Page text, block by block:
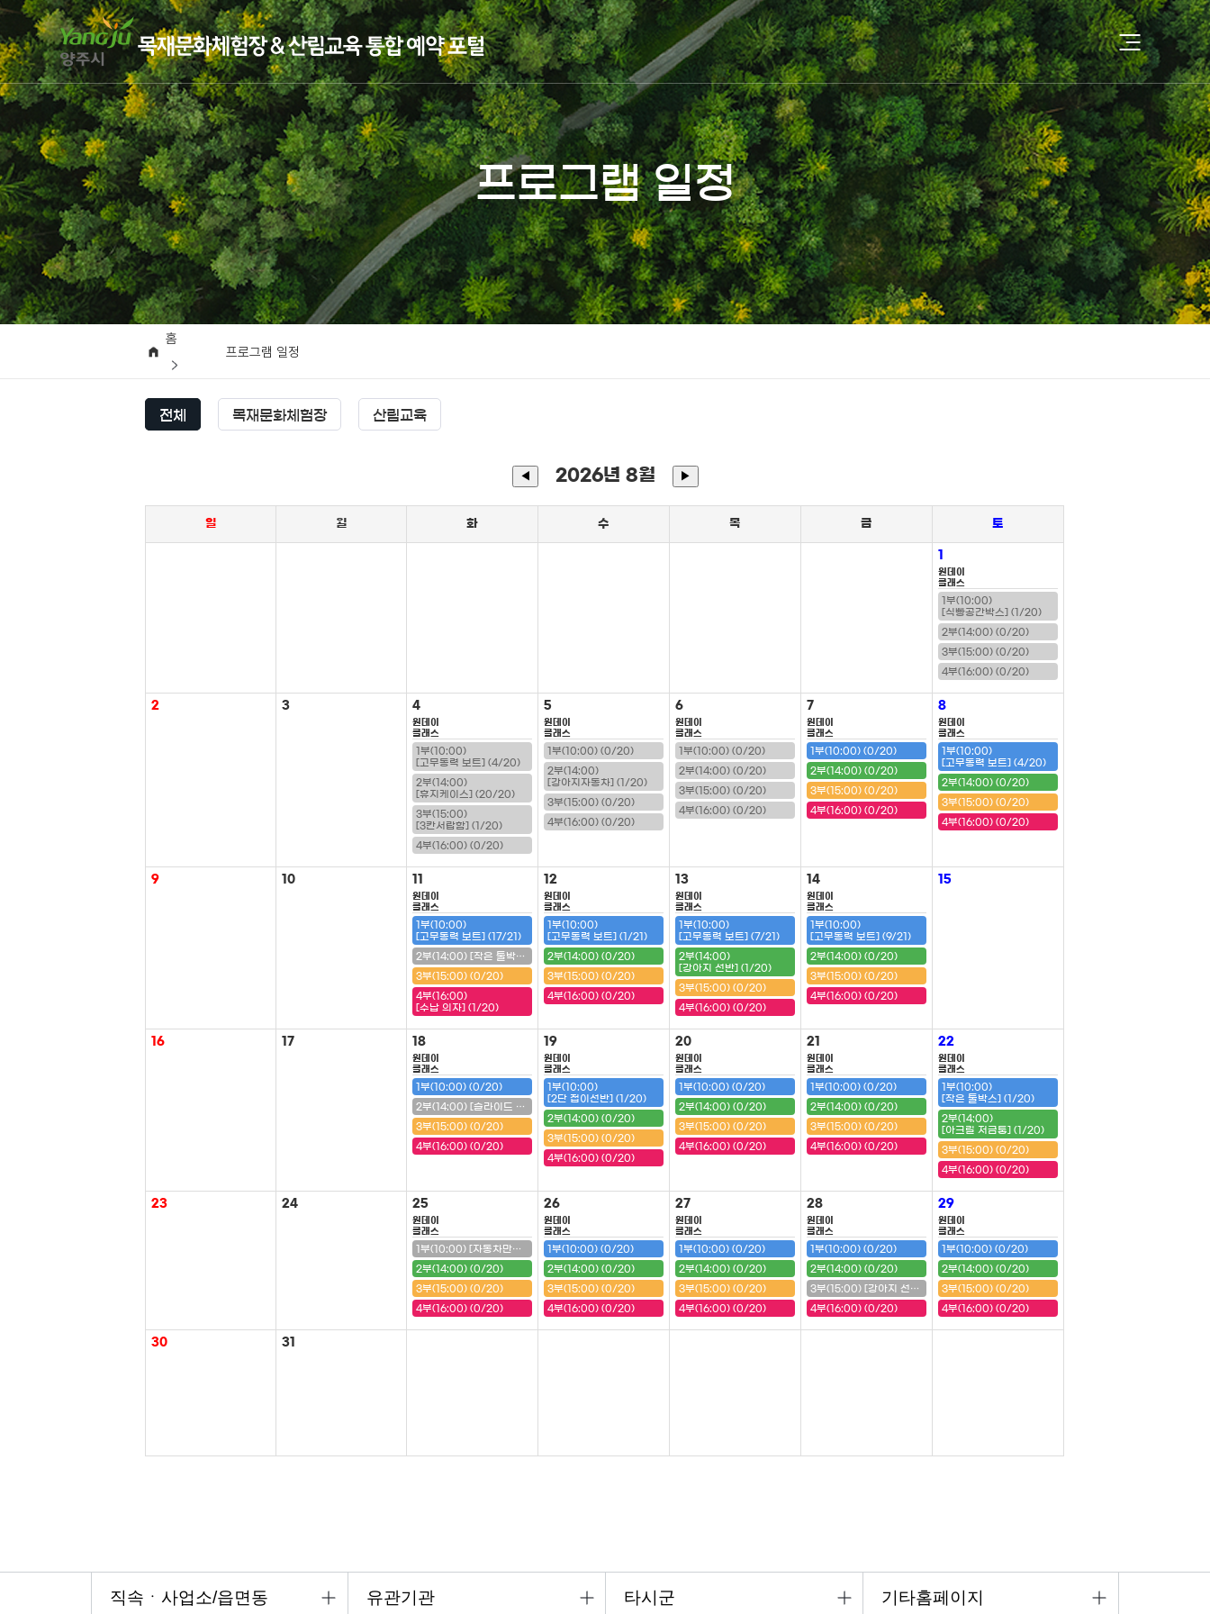
프로그램 일정
홈
프로그램 일정
전체 목재문화체험장 산림교육
◀ 2026년 8월 ▶
일 월 화 수 목 금 토
1
원데이
클래스
1부(10:00)
[식빵공간박스] (1/20)
2부(14:00) (0/20)
3부(15:00) (0/20)
4부(16:00) (0/20)
2 3 4
원데이
클래스
1부(10:00)
[고무동력 보트] (4/20)
2부(14:00)
[휴지케이스] (20/20)
3부(15:00)
[3칸서랍함] (1/20)
4부(16:00) (0/20)
5
원데이
클래스
1부(10:00) (0/20)
2부(14:00)
[강아지자동차] (1/20)
3부(15:00) (0/20)
4부(16:00) (0/20)
6
원데이
클래스
1부(10:00) (0/20)
2부(14:00) (0/20)
3부(15:00) (0/20)
4부(16:00) (0/20)
7
원데이
클래스
1부(10:00) (0/20)
2부(14:00) (0/20)
3부(15:00) (0/20)
4부(16:00) (0/20)
8
원데이
클래스
1부(10:00)
[고무동력 보트] (4/20)
2부(14:00) (0/20)
3부(15:00) (0/20)
4부(16:00) (0/20)
9 10 11
원데이
클래스
1부(10:00)
[고무동력 보트] (17/21)
2부(14:00) [작은 툴박스] (20/20) (마감)
3부(15:00) (0/20)
4부(16:00)
[수납 의자] (1/20)
12
원데이
클래스
1부(10:00)
[고무동력 보트] (1/21)
2부(14:00) (0/20)
3부(15:00) (0/20)
4부(16:00) (0/20)
13
원데이
클래스
1부(10:00)
[고무동력 보트] (7/21)
2부(14:00)
[강아지 선반] (1/20)
3부(15:00) (0/20)
4부(16:00) (0/20)
14
원데이
클래스
1부(10:00)
[고무동력 보트] (9/21)
2부(14:00) (0/20)
3부(15:00) (0/20)
4부(16:00) (0/20)
15
16 17 18
원데이
클래스
1부(10:00) (0/20)
2부(14:00) [슬라이드 필통] (20/20) (마감)
3부(15:00) (0/20)
4부(16:00) (0/20)
19
원데이
클래스
1부(10:00)
[2단 접이선반] (1/20)
2부(14:00) (0/20)
3부(15:00) (0/20)
4부(16:00) (0/20)
20
원데이
클래스
1부(10:00) (0/20)
2부(14:00) (0/20)
3부(15:00) (0/20)
4부(16:00) (0/20)
21
원데이
클래스
1부(10:00) (0/20)
2부(14:00) (0/20)
3부(15:00) (0/20)
4부(16:00) (0/20)
22
원데이
클래스
1부(10:00)
[작은 툴박스] (1/20)
2부(14:00)
[아크릴 저금통] (1/20)
3부(15:00) (0/20)
4부(16:00) (0/20)
23 24 25
원데이
클래스
1부(10:00) [자동차만들기(구급차)] (20/20) (마감)
2부(14:00) (0/20)
3부(15:00) (0/20)
4부(16:00) (0/20)
26
원데이
클래스
1부(10:00) (0/20)
2부(14:00) (0/20)
3부(15:00) (0/20)
4부(16:00) (0/20)
27
원데이
클래스
1부(10:00) (0/20)
2부(14:00) (0/20)
3부(15:00) (0/20)
4부(16:00) (0/20)
28
원데이
클래스
1부(10:00) (0/20)
2부(14:00) (0/20)
3부(15:00) [강아지 선반] (20/20) (마감)
4부(16:00) (0/20)
29
원데이
클래스
1부(10:00) (0/20)
2부(14:00) (0/20)
3부(15:00) (0/20)
4부(16:00) (0/20)
30 31